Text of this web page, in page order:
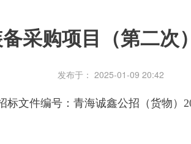
采购项目（第二次
发布于： 2025-01-09 20:42
文件编号：青海诚鑫公招（货物）